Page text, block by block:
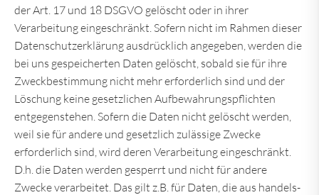
der Art. 17 und 18 DSGVO gelöscht oder in ihrer
Verarbeitung eingeschränkt. Sofern nicht im Rahmen dieser
Datenschutzerklärung ausdrücklich angegeben, werden die
bei uns gespeicherten Daten gelöscht, sobald sie für ihre
Zweckbestimmung nicht mehr erforderlich sind und der
Löschung keine gesetzlichen Aufbewahrungspflichten
entgegenstehen. Sofern die Daten nicht gelöscht werden,
weil sie für andere und gesetzlich zulässige Zwecke
erforderlich sind, wird deren Verarbeitung eingeschränkt.
D.h. die Daten werden gesperrt und nicht für andere
Zwecke verarbeitet. Das gilt z.B. für Daten, die aus handels-